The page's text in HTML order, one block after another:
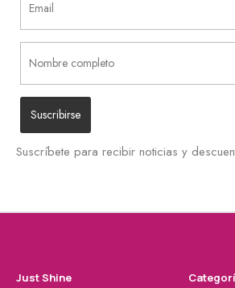
Suscríbete para recibir noticias y
Just Shine